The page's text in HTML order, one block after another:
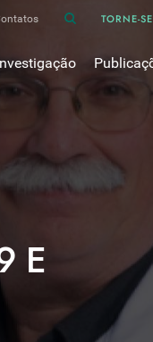
TORNE-
Pneumologia
de Trabalho
Bases de dados
Projectos de Investigação
Revistas
Arquivo
50
Livros
Asma
COVID Longo
Cuidados
Dispositivos
Pneumonia
Sono
E